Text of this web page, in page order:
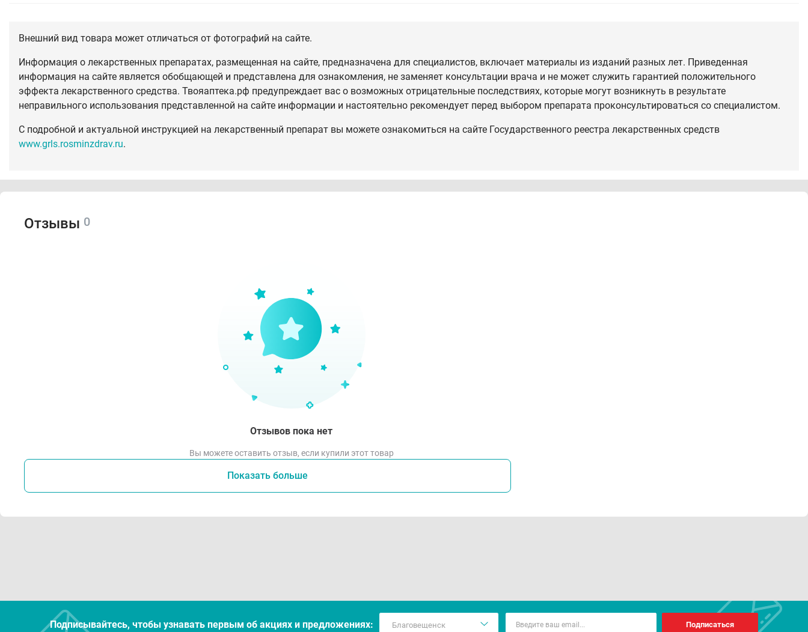
Внешний вид товара может отличаться от фотографий на сайте.
Информация о лекарственных препаратах, размещенная на сайте, предназначена для специалистов, включает материалы из изданий разных лет. Приведенная
информация на сайте является обобщающей и представлена для ознакомления, не заменяет консультации врача и не может служить гарантией положительного
эффекта лекарственного средства. Твояаптека.рф предупреждает вас о возможных отрицательные последствиях, которые могут возникнуть в результате
неправильного использования представленной на сайте информации и настоятельно рекомендует перед выбором препарата проконсультироваться со специалистом.
С подробной и актуальной инструкцией на лекарственный препарат вы можете ознакомиться на сайте Государственного реестра лекарственных средств
www.grls.rosminzdrav.ru.
Отзывы 0
Отзывов пока нет
Вы можете оставить отзыв, если купили этот товар
Показать больше
Подписывайтесь, чтобы узнавать первым об акцияx и предложениях: Подписаться